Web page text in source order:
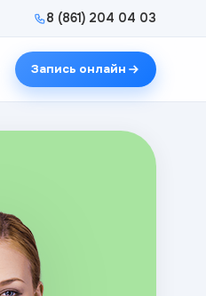
8 (861) 204 04 03
Запись онлайн